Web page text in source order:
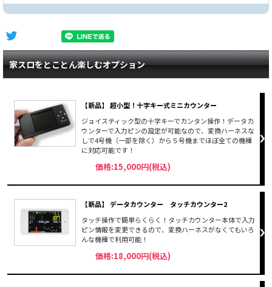
家スロをとことん楽しむオプション
【新品】 超小型！十字キー式ミニカウンター
ジョイスティック型の十字キーでカンタン操作！データカ
ウンターで入力ピンの設定が可能なので、変換ハーネスな
しで4号機（一部を除く）から５号機までほぼ全ての機種
に対応可能です！
価格:15,000円(税込)
【新品】 データカウンター タッチカウンター2
タッチ操作で簡単らくらく！タッチカウンター本体で入力
ピン情報を変更できるので、変換ハーネスがなくてもいろ
んな機種で利用可能！
価格:18,000円(税込)